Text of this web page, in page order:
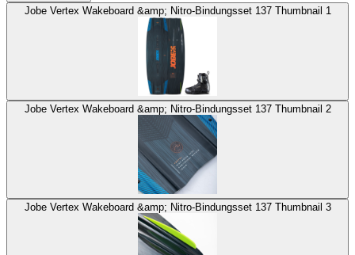
Jobe Vertex Wakeboard &amp; Nitro-Bindungsset 137 Thumbnail 1
Jobe Vertex Wakeboard &amp; Nitro-Bindungsset 137 Thumbnail 2
Jobe Vertex Wakeboard &amp; Nitro-Bindungsset 137 Thumbnail 3